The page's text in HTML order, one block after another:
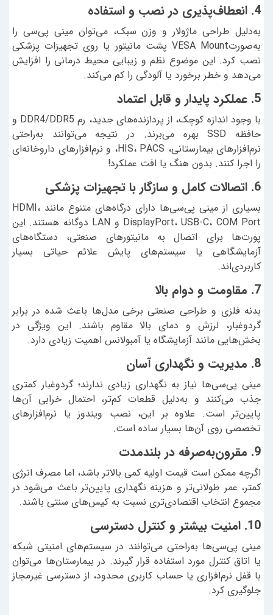
4. انعطاف‌پذیری در نصب و استفاده
به‌دلیل طراحی ماژولار و وزن سبک، می‌توان مینی پی‌سی را
به‌صورتVESA Mount پشت مانیتور یا روی تجهیزات پزشکی
نصب کرد. این موضوع نظم و زیبایی محیط درمانی را افزایش
می‌دهد و خطر برخورد یا آلودگی را کم می‌کند.
5. عملکرد پایدار و قابل اعتماد
با وجود اندازه کوچک، از پردازنده‌های جدید، رم DDR4/DDR5 و
حافظه SSD بهره می‌برند. در نتیجه می‌توانند به‌راحتی
نرم‌افزارهای بیمارستانی، HIS، PACS، و نرم‌افزارهای داروخانه‌ای
را اجرا کنند. بدون هنگ یا افت عملکرد!
6. اتصالات کامل و سازگار با تجهیزات پزشکی
بسیاری از مینی پی‌سی‌ها دارای درگاه‌های متنوع مانند HDMI،
DisplayPort، USB-C، COM Port و LAN دوگانه هستند. این
پورت‌ها برای اتصال به مانیتورهای صنعتی، دستگاه‌های
آزمایشگاهی یا سیستم‌های پایش علائم حیاتی بسیار
کاربردی‌اند.
7. مقاومت و دوام بالا
بدنه فلزی و طراحی صنعتی برخی مدل‌ها باعث شده در برابر
گردوغبار، لرزش و دمای بالا مقاوم باشند. این ویژگی در
بخش‌هایی مانند آزمایشگاه یا آمبولانس اهمیت زیادی دارد.
8. مدیریت و نگهداری آسان
مینی پی‌سی‌ها نیاز به نگهداری زیادی ندارند؛ گردوغبار کمتری
جذب می‌کنند و به‌دلیل قطعات کم‌تر، احتمال خرابی آن‌ها
پایین‌تر است. علاوه بر این، نصب ویندوز یا نرم‌افزارهای
تخصصی روی آن‌ها بسیار ساده است.
9. مقرون‌به‌صرفه در بلندمدت
اگرچه ممکن است قیمت اولیه کمی بالاتر باشد، اما مصرف انرژی
کمتر، عمر طولانی‌تر و هزینه نگهداری پایین‌تر باعث می‌شود در
مجموع انتخاب اقتصادی‌تری نسبت به کیس‌های سنتی باشند.
10. امنیت بیشتر و کنترل دسترسی
مینی پی‌سی‌ها به‌راحتی می‌توانند در سیستم‌های امنیتی شبکه
یا اتاق کنترل مورد استفاده قرار گیرند. در بیمارستان‌ها می‌توان
با قفل نرم‌افزاری یا حساب کاربری محدود، از دسترسی غیرمجاز
جلوگیری کرد.